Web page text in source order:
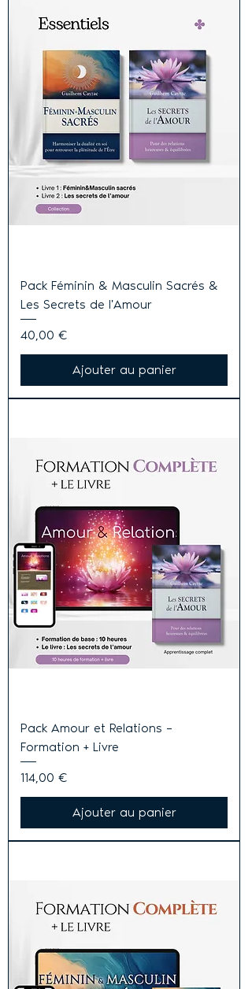
Pack Féminin & Masculin Sacrés &
Les Secrets de l'Amour
Prix
40,00 €
Ajouter au panier
Pack Amour et Relations –
Formation + Livre
Prix
114,00 €
Ajouter au panier